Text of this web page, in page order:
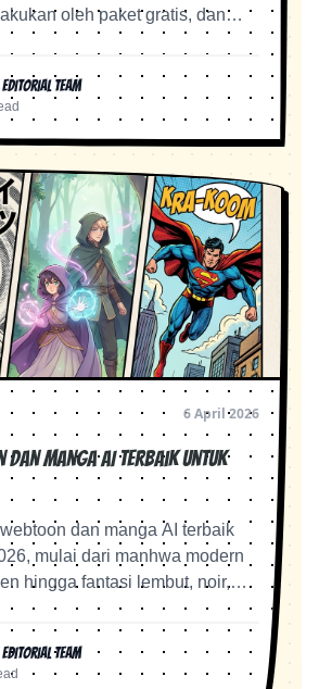
oleh paket gratis, dan
Editorial Team
6 April 2026
dan Manga AI Terbaik untuk
dan manga AI terbaik
mulai dari manhwa modern
hingga fantasi lembut, noir,
komik gulir vertikal.
Editorial Team